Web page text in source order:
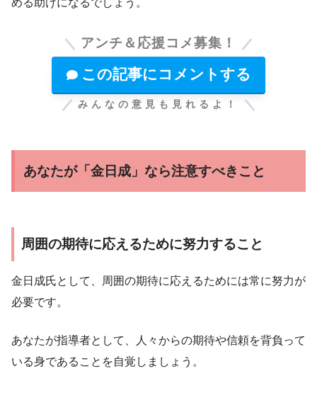
アンチ＆応援コメ募集！
この記事にコメントする
みんなの意見も見れるよ！
あなたが「金日成」なら注意すべきこと
周囲の期待に応えるために努力すること
金日成氏として、周囲の期待に応えるためには常に努力が
必要です。
あなたが指導者として、人々からの期待や信頼を背負って
いる身であることを自覚しましょう。